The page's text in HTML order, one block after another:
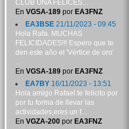
CLUB UNA FELICES...
En VGSA-189por EA3FNZ
EA3BSE21/11/2023 - 09:45
Hola Rafa. MUCHAS
FELICIDADES!!! Espero que te
den este año el 'Vértice de oro'
...
En VGSA-189por EA3FNZ
EA7BY16/11/2023 - 13:51
Hola amigo Rafael:te felicito por
por tu forma de llevar las
actividades,eres un f...
En VGZA-200por EA3FNZ